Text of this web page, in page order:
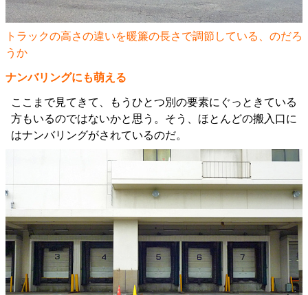
トラックの高さの違いを暖簾の長さで調節している、のだろ
うか
ナンバリングにも萌える
ここまで見てきて、もうひとつ別の要素にぐっときている
方もいるのではないかと思う。そう、ほとんどの搬入口に
はナンバリングがされているのだ。